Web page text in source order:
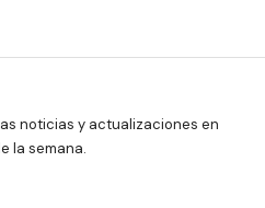
noticias y actualizaciones en
la semana.